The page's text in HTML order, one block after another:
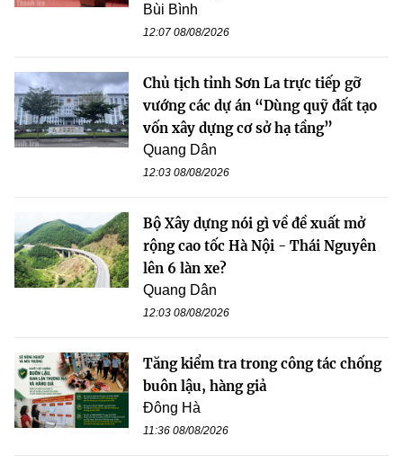
Bùi Bình
12:07 08/08/2026
Chủ tịch tỉnh Sơn La trực tiếp gỡ
vướng các dự án “Dùng quỹ đất tạo
vốn xây dựng cơ sở hạ tầng”
Quang Dân
12:03 08/08/2026
Bộ Xây dựng nói gì về đề xuất mở
rộng cao tốc Hà Nội - Thái Nguyên
lên 6 làn xe?
Quang Dân
12:03 08/08/2026
Tăng kiểm tra trong công tác chống
buôn lậu, hàng giả
Đông Hà
11:36 08/08/2026